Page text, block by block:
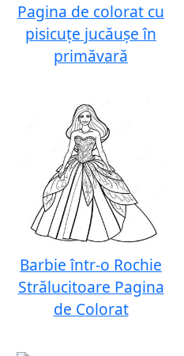
Pagina de colorat cu
pisicuțe jucăușe în
primăvară
Barbie într-o Rochie
Strălucitoare Pagina
de Colorat